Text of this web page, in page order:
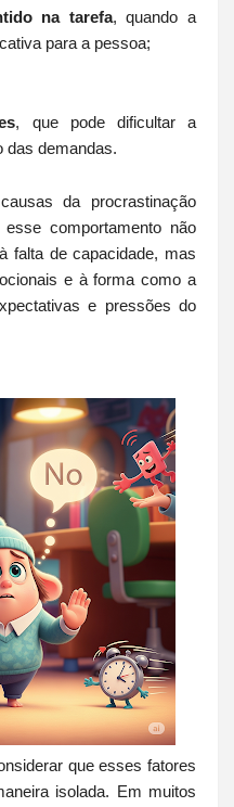
na tarefa, quando a
para a pessoa;
, que pode dificultar a
das demandas.
da procrastinação
comportamento não
falta de capacidade, mas
e à forma como a
e pressões do
que esses fatores
isolada. Em muitos